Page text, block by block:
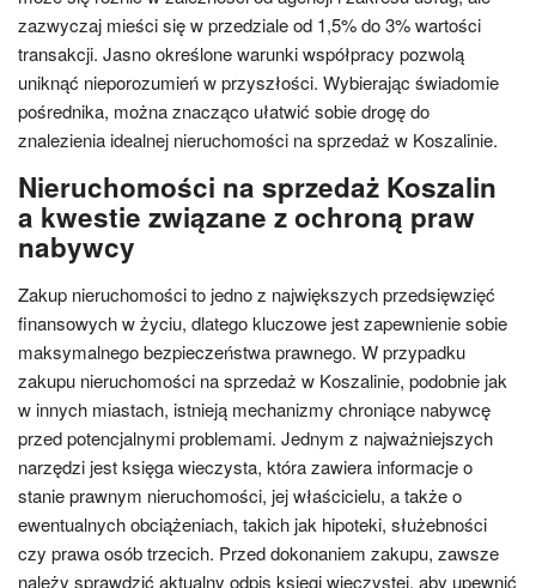
zazwyczaj mieści się w przedziale od 1,5% do 3% wartości
transakcji. Jasno określone warunki współpracy pozwolą
uniknąć nieporozumień w przyszłości. Wybierając świadomie
pośrednika, można znacząco ułatwić sobie drogę do
znalezienia idealnej nieruchomości na sprzedaż w Koszalinie.
Nieruchomości na sprzedaż Koszalin
a kwestie związane z ochroną praw
nabywcy
Zakup nieruchomości to jedno z największych przedsięwzięć
finansowych w życiu, dlatego kluczowe jest zapewnienie sobie
maksymalnego bezpieczeństwa prawnego. W przypadku
zakupu nieruchomości na sprzedaż w Koszalinie, podobnie jak
w innych miastach, istnieją mechanizmy chroniące nabywcę
przed potencjalnymi problemami. Jednym z najważniejszych
narzędzi jest księga wieczysta, która zawiera informacje o
stanie prawnym nieruchomości, jej właścicielu, a także o
ewentualnych obciążeniach, takich jak hipoteki, służebności
czy prawa osób trzecich. Przed dokonaniem zakupu, zawsze
należy sprawdzić aktualny odpis księgi wieczystej, aby upewnić